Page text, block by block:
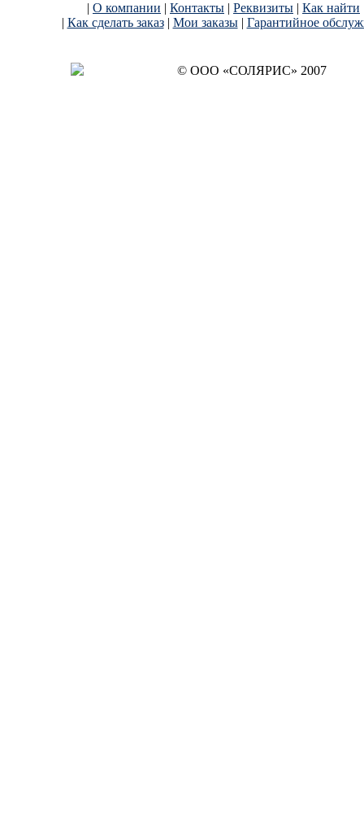
| О компании | Контакты | Реквизиты | Как найти
| Как сделать заказ| Мои заказы| Гарантийное
© OОO «СОЛЯРИС» 2007